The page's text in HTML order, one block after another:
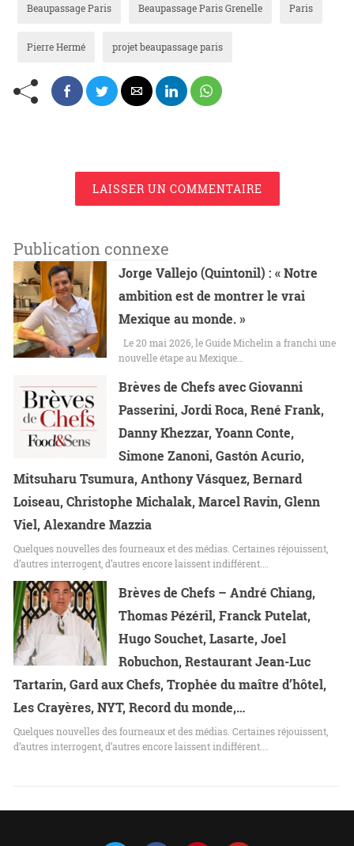
Beaupassage Paris Beaupassage Paris Grenelle Paris
Pierre Hermé projet beaupassage paris
LAISSER UN COMMENTAIRE
Publication connexe
Jorge Vallejo (Quintonil) : « Notre
ambition est de montrer le vrai
Mexique au monde. »
Le 20 mai 2026, le Guide Michelin a franchi une
nouvelle étape au Mexique…
Brèves de Chefs avec Giovanni
Passerini, Jordi Roca, René Frank,
Danny Khezzar, Yoann Conte,
Simone Zanoni, Gastón Acurio,
Mitsuharu Tsumura, Anthony Vásquez, Bernard
Loiseau, Christophe Michalak, Marcel Ravin, Glenn
Viel, Alexandre Mazzia
Quelques nouvelles des fourneaux et des médias. Certaines réjouissent,
d’autres interrogent, d’autres encore laissent indifférent.…
Brèves de Chefs – André Chiang,
Thomas Pézéril, Franck Putelat,
Hugo Souchet, Lasarte, Joel
Robuchon, Restaurant Jean-Luc
Tartarin, Gard aux Chefs, Trophée du maître d’hôtel,
Les Crayères, NYT, Record du monde,…
Quelques nouvelles des fourneaux et des médias. Certaines réjouissent,
d’autres interrogent, d’autres encore laissent indifférent.…